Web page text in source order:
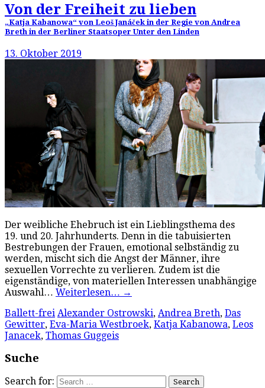
Von der Freiheit zu lieben
„Katja Kabanowa“ von Leoš Janáček in der Regie von Andrea
Breth in der Berliner Staatsoper Unter den Linden
13. Oktober 2019
Der weibliche Ehebruch ist ein Lieblingsthema des
19. und 20. Jahrhunderts. Denn in die tabuisierten
Bestrebungen der Frauen, emotional selbständig zu
werden, mischt sich die Angst der Männer, ihre
sexuellen Vorrechte zu verlieren. Zudem ist die
eigenständige, von materiellen Interessen unabhängige
Auswahl… Weiterlesen… →
Ballett-frei Alexander Ostrowski, Andrea Breth, Das
Gewitter, Eva-Maria Westbroek, Katja Kabanowa, Leos
Janacek, Thomas Guggeis
Suche
Search for: